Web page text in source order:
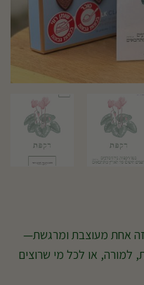
אחת מעוצבת ומרגשת—
למורה, או לכל מי שרוצים